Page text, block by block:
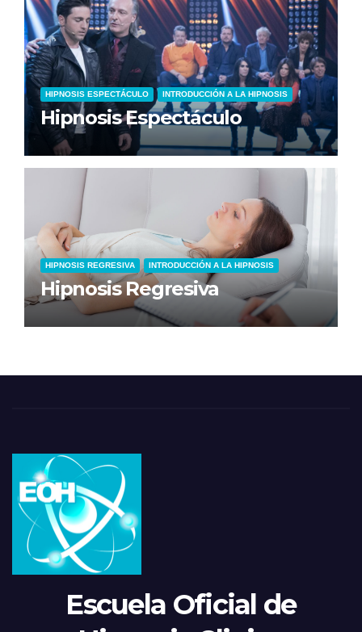
HIPNOSIS ESPECTÁCULO INTRODUCCIÓN A LA HIPNOSIS
Hipnosis Espectáculo
HIPNOSIS REGRESIVA INTRODUCCIÓN A LA HIPNOSIS
Hipnosis Regresiva
Escuela Oficial de